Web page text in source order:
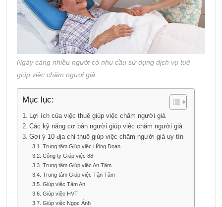
Ngày càng nhiều người có nhu cầu sử dụng dịch vụ tuê
giúp việc chăm ngươi già
Mục lục:
Lợi ích của việc thuê giúp việc chăm người già
Các kỹ năng cơ bản người giúp việc chăm người già
Gợi ý 10 địa chỉ thuê giúp việc chăm người già uy tín
Trung tâm Giúp việc Hồng Doan
Công ty Giúp việc 88
Trung tâm Giúp việc An Tâm
Trung tâm Giúp việc Tận Tâm
Giúp việc Tâm An
Giúp việc HVT
Giúp việc Ngọc Ánh